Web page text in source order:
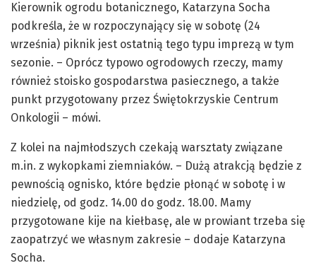
Kierownik ogrodu botanicznego, Katarzyna Socha
podkreśla, że w rozpoczynający się w sobotę (24
września) piknik jest ostatnią tego typu imprezą w tym
sezonie. – Oprócz typowo ogrodowych rzeczy, mamy
również stoisko gospodarstwa pasiecznego, a także
punkt przygotowany przez Świętokrzyskie Centrum
Onkologii – mówi.
Z kolei na najmłodszych czekają warsztaty związane
m.in. z wykopkami ziemniaków. – Dużą atrakcją będzie z
pewnością ognisko, które będzie płonąć w sobotę i w
niedzielę, od godz. 14.00 do godz. 18.00. Mamy
przygotowane kije na kiełbasę, ale w prowiant trzeba się
zaopatrzyć we własnym zakresie – dodaje Katarzyna
Socha.